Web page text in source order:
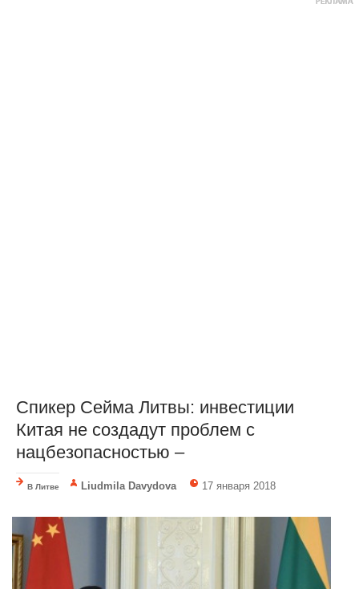
Спикер Сейма Литвы: инвестиции
Китая не создадут проблем с
нацбезопасностью –
В Литве Liudmila Davydova 17 января 2018